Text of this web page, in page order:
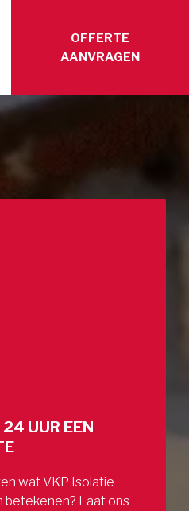
OFFERTE
AANVRAGEN
UUR EEN
wat VKP Isolatie
betekenen? Laat ons